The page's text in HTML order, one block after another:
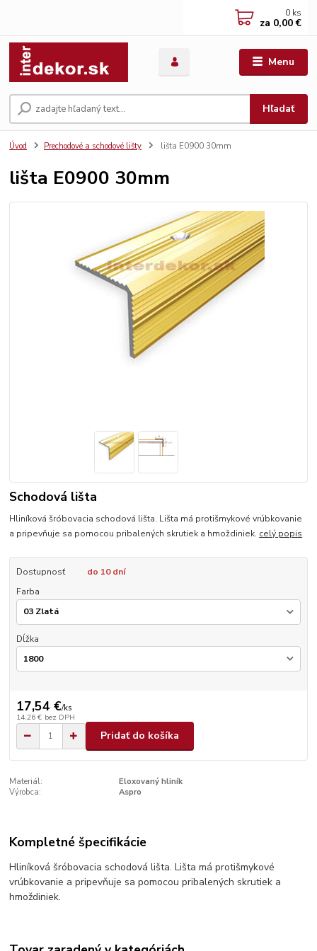
Menu
Hľadať
0 ks
za 0,00 €
Úvod Prechodové a schodové lišty lišta E0900 30mm
lišta E0900 30mm
Schodová lišta
Hliníková šróbovacia schodová lišta. Lišta má protišmykové vrúbkovanie
a pripevňuje sa pomocou pribalených skrutiek a hmoždiniek. celý popis
Dostupnosť
do 10 dní
Farba
Dĺžka
17,54 €/ks
14,26 € bez DPH
Pridať do košíka
Materiál:
Eloxovaný hliník
Výrobca:
Aspro
Kompletné špecifikácie
Hliníková šróbovacia schodová lišta. Lišta má protišmykové
vrúbkovanie a pripevňuje sa pomocou pribalených skrutiek a
hmoždiniek.